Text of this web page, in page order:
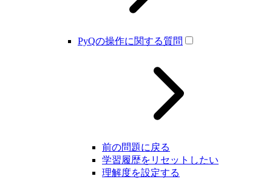
PyQの操作に関する質問
前の問題に戻る
学習履歴をリセットしたい
理解度を設定する